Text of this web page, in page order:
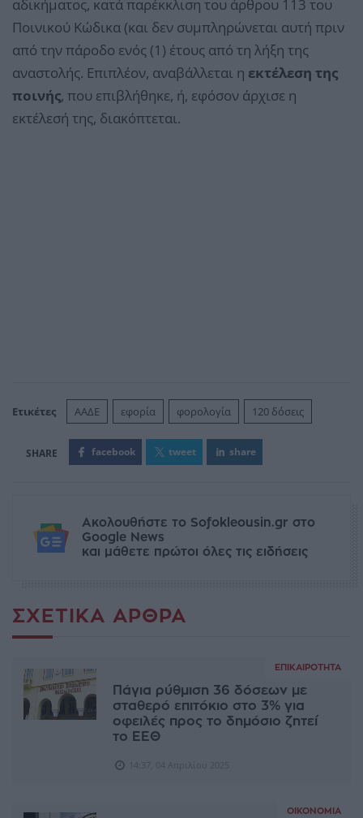
αδικήματος, κατά παρέκκλιση του άρθρου 113 του
Ποινικού Κώδικα (και δεν συμπληρώνεται αυτή πριν
από την πάροδο ενός (1) έτους από τη λήξη της
αναστολής. Επιπλέον, αναβάλλεται η εκτέλεση της
ποινής, που επιβλήθηκε, ή, εφόσον άρχισε η
εκτέλεσή της, διακόπτεται.
Ετικέτες ΑΑΔΕ εφορία φορολογία 120 δόσεις
facebook tweet share
Ακολουθήστε το Sofokleousin.gr στο
Google News
και μάθετε πρώτοι όλες τις ειδήσεις
ΣΧΕΤΙΚΆ ΆΡΘΡΑ
ΕΠΙΚΑΙΡΌΤΗΤΑ
Πάγια ρύθμιση 36 δόσεων με
σταθερό επιτόκιο στο 3% για
οφειλές προς το δημόσιο ζητεί
το ΕΕΘ
ΟΙΚΟΝΟΜΊΑ